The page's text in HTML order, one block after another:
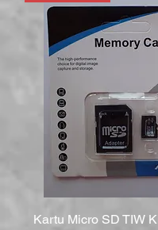
Kartu Micro SD TIW